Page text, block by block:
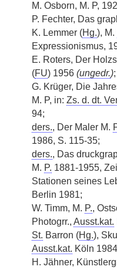
M. Osborn, M. P,
P. Fechter, Das
K. Lemmer (Hg.), M.
Expressionismus,
E. Roters, Der
(FU) 1956 (ungedr.);
G. Krüger, Die
M. P, in: Zs. d. dt.
94;
ders., Der Maler M.
1986, S. 115-35;
ders., Das
M. P. 1881-1955,
Stationen seines
Berlin 1981;
W. Timm, M. P.,
Photogrr., Ausst.kat.
St. Barron (Hg.),
Ausst.kat. Köln
H. Jähner,